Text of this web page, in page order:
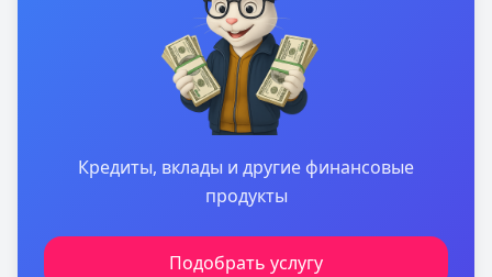
Кредиты, вклады и другие финансовые
продукты
Подобрать услугу